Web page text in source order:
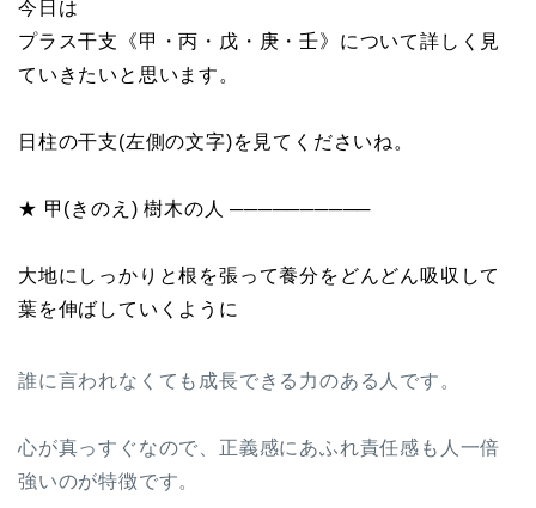
今日は
プラス干支《甲・丙・戊・庚・壬》について詳しく見
ていきたいと思います。
日柱の干支(左側の文字)を見てくださいね。
★ 甲(きのえ) 樹木の人 ──────────
大地にしっかりと根を張って養分をどんどん吸収して
葉を伸ばしていくように
誰に言われなくても成長できる力のある人です。
心が真っすぐなので、正義感にあふれ責任感も人一倍
強いのが特徴です。